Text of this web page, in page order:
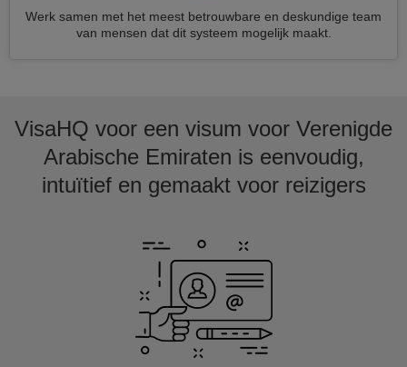
Werk samen met het meest betrouwbare en deskundige team
van mensen dat dit systeem mogelijk maakt.
VisaHQ voor een visum voor Verenigde
Arabische Emiraten is eenvoudig,
intuïtief en gemaakt voor reizigers